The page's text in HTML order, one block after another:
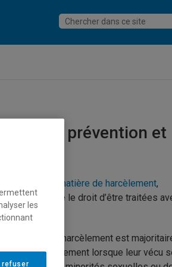
la prévention et
en matière de harcèlement,
universitaire le droit d’être traitées
que le harcèlement est
particulièrement lorsque leur vécu
les
refuser